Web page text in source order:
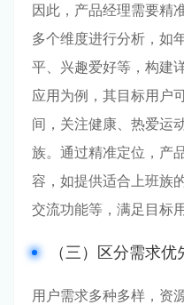
因此，产品经理需要精
多个维度进行分析，如
平、兴趣爱好等，构建
应用为例，其目标用户
间，关注健康、热爱运
族。通过精准定位，产
容，如提供适合上班族
交流功能等，满足目标
（三）区分需求优
用户需求多种多样，资